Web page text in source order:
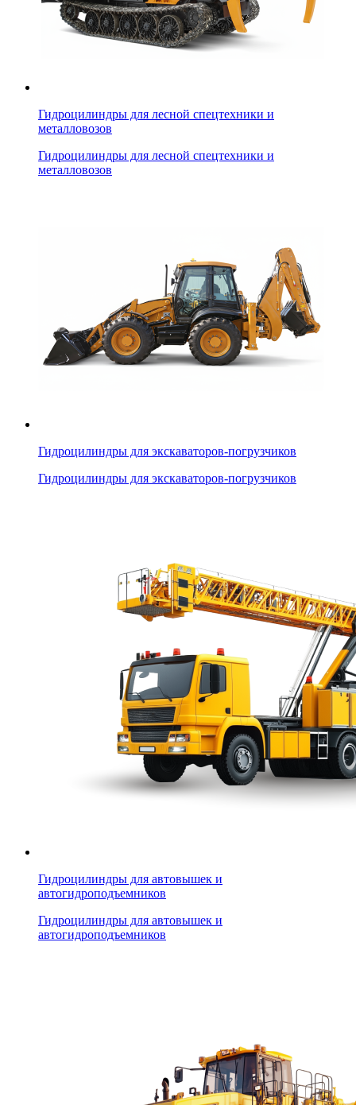
Гидроцилиндры для лесной спецтехники и
металловозов
Гидроцилиндры для лесной спецтехники и
металловозов
Гидроцилиндры для экскаваторов-погрузчиков
Гидроцилиндры для экскаваторов-погрузчиков
Гидроцилиндры для автовышек и
автогидроподъемников
Гидроцилиндры для автовышек и
автогидроподъемников